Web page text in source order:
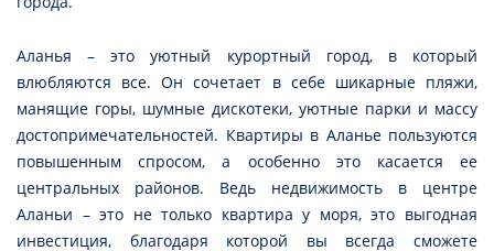
Аланья – это уютный курортный город, в который
влюбляются все. Он сочетает в себе шикарные пляжи,
манящие горы, шумные дискотеки, уютные парки и массу
достопримечательностей. Квартиры в Аланье пользуются
повышенным спросом, а особенно это касается ее
центральных районов. Ведь недвижимость в центре
Аланьи – это не только квартира у моря, это выгодная
инвестиция, благодаря которой вы всегда сможете